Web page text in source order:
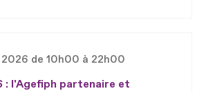
de 10h00 à 22h00
: l'Agefiph partenaire et